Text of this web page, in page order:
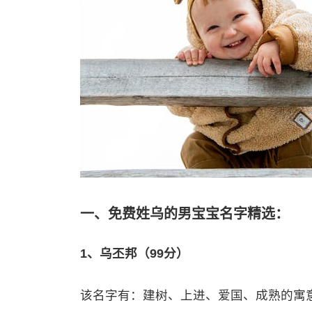
一、免费姓乌的男宝宝名字精选：
1、乌丕邦（99分）
该名字有：建树、上进、爱国、成熟的寓